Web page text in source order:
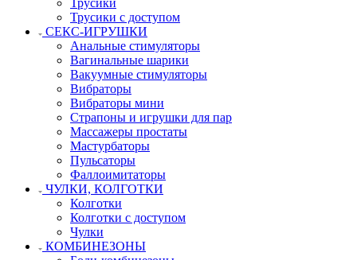
Трусики с доступом
СЕКС-ИГРУШКИ
Анальные стимуляторы
Вагинальные шарики
Вакуумные стимуляторы
Вибраторы
Вибраторы мини
Страпоны и игрушки для пар
Массажеры простаты
Мастурбаторы
Пульсаторы
Фаллоимитаторы
ЧУЛКИ, КОЛГОТКИ
Колготки
Колготки с доступом
Чулки
КОМБИНЕЗОНЫ